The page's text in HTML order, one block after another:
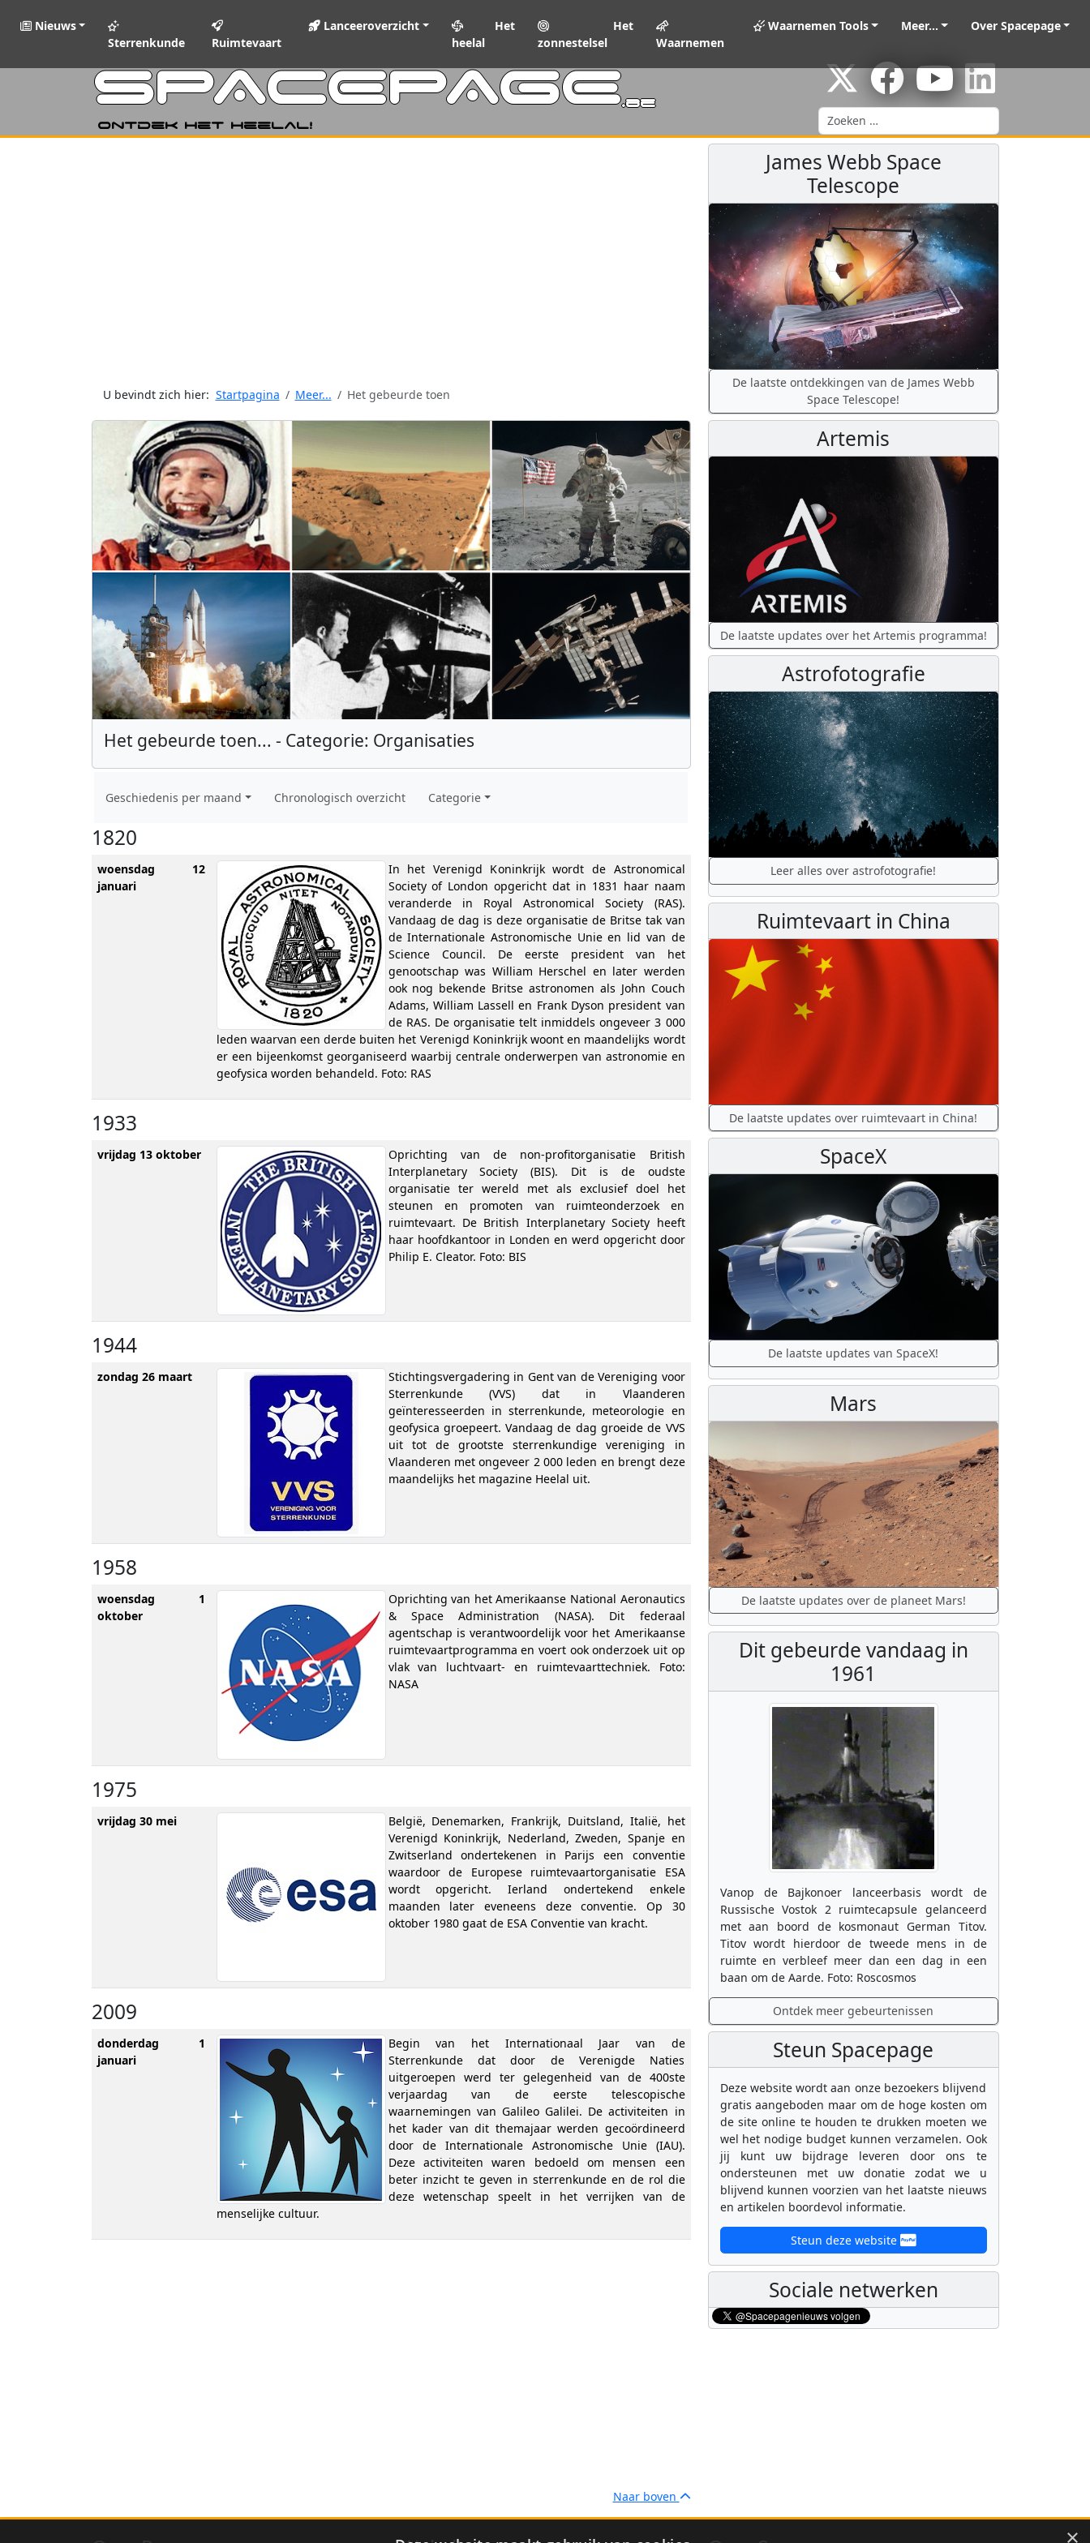
Nieuws
Sterrenkunde
Ruimtevaart
Lanceeroverzicht
Het
heelal
Het
zonnestelsel
Waarnemen
Waarnemen Tools Meer... Over Spacepage
SPACEPAGE.be
Ontdek het heelal!
Zoeken
U bevindt zich hier: Startpagina Meer... Het gebeurde toen
Het gebeurde toen... - Categorie: Organisaties
Geschiedenis per maand Chronologisch overzicht Categorie
1820
woensdag 12
januari
In het Verenigd Koninkrijk wordt de Astronomical
Society of London opgericht dat in 1831 haar naam
veranderde in Royal Astronomical Society (RAS).
Vandaag de dag is deze organisatie de Britse tak van
de Internationale Astronomische Unie en lid van de
Science Council. De eerste president van het
genootschap was William Herschel en later werden
ook nog bekende Britse astronomen als John Couch
Adams, William Lassell en Frank Dyson president van
de RAS. De organisatie telt inmiddels ongeveer 3 000
leden waarvan een derde buiten het Verenigd Koninkrijk woont en maandelijks wordt
er een bijeenkomst georganiseerd waarbij centrale onderwerpen van astronomie en
geofysica worden behandeld. Foto: RAS
1933
vrijdag 13 oktober
Oprichting van de non-profitorganisatie British
Interplanetary Society (BIS). Dit is de oudste
organisatie ter wereld met als exclusief doel het
steunen en promoten van ruimteonderzoek en
ruimtevaart. De British Interplanetary Society heeft
haar hoofdkantoor in Londen en werd opgericht door
Philip E. Cleator. Foto: BIS
1944
zondag 26 maart
Stichtingsvergadering in Gent van de Vereniging voor
Sterrenkunde (VVS) dat in Vlaanderen
geïnteresseerden in sterrenkunde, meteorologie en
geofysica groepeert. Vandaag de dag groeide de VVS
uit tot de grootste sterrenkundige vereniging in
Vlaanderen met ongeveer 2 000 leden en brengt deze
maandelijks het magazine Heelal uit.
1958
woensdag 1
oktober
Oprichting van het Amerikaanse National Aeronautics
& Space Administration (NASA). Dit federaal
agentschap is verantwoordelijk voor het Amerikaanse
ruimtevaartprogramma en voert ook onderzoek uit op
vlak van luchtvaart- en ruimtevaarttechniek. Foto:
NASA
1975
vrijdag 30 mei
België, Denemarken, Frankrijk, Duitsland, Italië, het
Verenigd Koninkrijk, Nederland, Zweden, Spanje en
Zwitserland ondertekenen in Parijs een conventie
waardoor de Europese ruimtevaartorganisatie ESA
wordt opgericht. Ierland ondertekend enkele
maanden later eveneens deze conventie. Op 30
oktober 1980 gaat de ESA Conventie van kracht.
2009
donderdag 1
januari
Begin van het Internationaal Jaar van de
Sterrenkunde dat door de Verenigde Naties
uitgeroepen werd ter gelegenheid van de 400ste
verjaardag van de eerste telescopische
waarnemingen van Galileo Galilei. De activiteiten in
het kader van dit themajaar werden gecoördineerd
door de Internationale Astronomische Unie (IAU).
Deze activiteiten waren bedoeld om mensen een
beter inzicht te geven in sterrenkunde en de rol die
deze wetenschap speelt in het verrijken van de
menselijke cultuur.
Naar boven
James Webb Space
Telescope
De laatste ontdekkingen van de James Webb
Space Telescope!
Artemis
De laatste updates over het Artemis programma!
Astrofotografie
Leer alles over astrofotografie!
Ruimtevaart in China
De laatste updates over ruimtevaart in China!
SpaceX
De laatste updates van SpaceX!
Mars
De laatste updates over de planeet Mars!
Dit gebeurde vandaag in
1961
Vanop de Bajkonoer lanceerbasis wordt de
Russische Vostok 2 ruimtecapsule gelanceerd
met aan boord de kosmonaut German Titov.
Titov wordt hierdoor de tweede mens in de
ruimte en verbleef meer dan een dag in een
baan om de Aarde. Foto: Roscosmos
Ontdek meer gebeurtenissen
Steun Spacepage
Deze website wordt aan onze bezoekers blijvend
gratis aangeboden maar om de hoge kosten om
de site online te houden te drukken moeten we
wel het nodige budget kunnen verzamelen. Ook
jij kunt uw bijdrage leveren door ons te
ondersteunen met uw donatie zodat we u
blijvend kunnen voorzien van het laatste nieuws
en artikelen boordevol informatie.
Steun deze website
Sociale netwerken
×